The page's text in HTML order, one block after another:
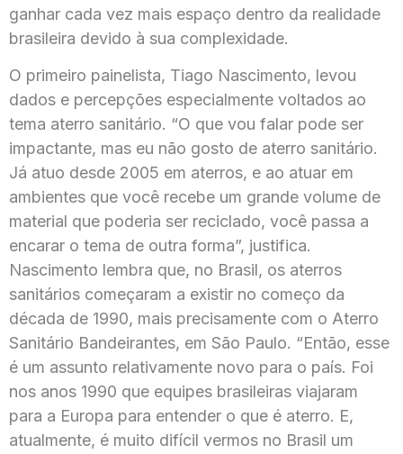
ganhar cada vez mais espaço dentro da realidade
brasileira devido à sua complexidade.
O primeiro painelista, Tiago Nascimento, levou
dados e percepções especialmente voltados ao
tema aterro sanitário. “O que vou falar pode ser
impactante, mas eu não gosto de aterro sanitário.
Já atuo desde 2005 em aterros, e ao atuar em
ambientes que você recebe um grande volume de
material que poderia ser reciclado, você passa a
encarar o tema de outra forma”, justifica.
Nascimento lembra que, no Brasil, os aterros
sanitários começaram a existir no começo da
década de 1990, mais precisamente com o Aterro
Sanitário Bandeirantes, em São Paulo. “Então, esse
é um assunto relativamente novo para o país. Foi
nos anos 1990 que equipes brasileiras viajaram
para a Europa para entender o que é aterro. E,
atualmente, é muito difícil vermos no Brasil um